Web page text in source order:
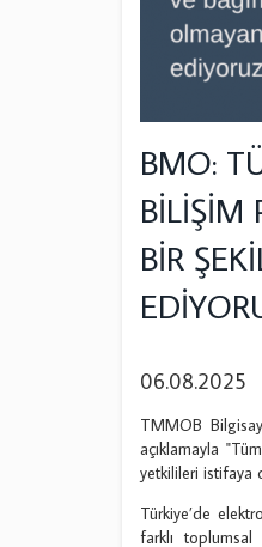
BMO:
BİLİŞİM
BİR
06.08.2025
TMMOB
açıklamayla
yetkilileri istifaya
Türkiye’de
farklı